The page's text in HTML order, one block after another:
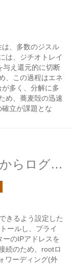
、多数のジスル
は、ジチオトレイ
与え還元的に切断
、この過程はエネ
多く、分解に多
め、蕎麦殻の迅速
立が課題とな
SSHで外部のネットワークからログインできるようにする
きるよう設定した
ールし、プライ
のIPアドレスを
続のため、rootロ
ワーディング(外